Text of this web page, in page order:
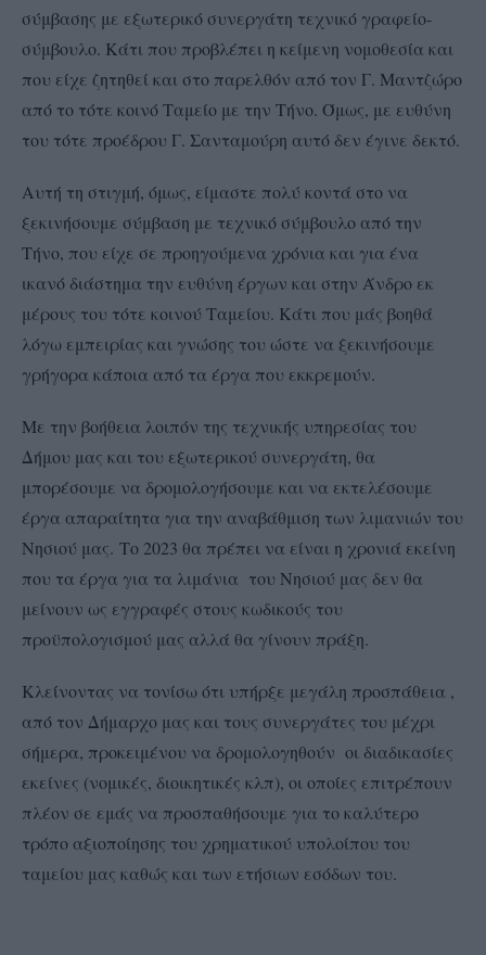
σύμβασης με εξωτερικό συνεργάτη τεχνικό γραφείο-
σύμβουλο. Κάτι που προβλέπει η κείμενη νομοθεσία και
που είχε ζητηθεί και στο παρελθόν από τον Γ. Μαντζώρο
από το τότε κοινό Ταμείο με την Τήνο. Όμως, με ευθύνη
του τότε προέδρου Γ. Σανταμούρη αυτό δεν έγινε δεκτό.
Αυτή τη στιγμή, όμως, είμαστε πολύ κοντά στο να
ξεκινήσουμε σύμβαση με τεχνικό σύμβουλο από την
Τήνο, που είχε σε προηγούμενα χρόνια και για ένα
ικανό διάστημα την ευθύνη έργων και στην Άνδρο εκ
μέρους του τότε κοινού Ταμείου. Κάτι που μάς βοηθά
λόγω εμπειρίας και γνώσης του ώστε να ξεκινήσουμε
γρήγορα κάποια από τα έργα που εκκρεμούν.
Με την βοήθεια λοιπόν της τεχνικής υπηρεσίας του
Δήμου μας και του εξωτερικού συνεργάτη, θα
μπορέσουμε να δρομολογήσουμε και να εκτελέσουμε
έργα απαραίτητα για την αναβάθμιση των λιμανιών του
Νησιού μας. Το 2023 θα πρέπει να είναι η χρονιά εκείνη
που τα έργα για τα λιμάνια του Νησιού μας δεν θα
μείνουν ως εγγραφές στους κωδικούς του
προϋπολογισμού μας αλλά θα γίνουν πράξη.
Κλείνοντας να τονίσω ότι υπήρξε μεγάλη προσπάθεια ,
από τον Δήμαρχο μας και τους συνεργάτες του μέχρι
σήμερα, προκειμένου να δρομολογηθούν οι διαδικασίες
εκείνες (νομικές, διοικητικές κλπ), οι οποίες επιτρέπουν
πλέον σε εμάς να προσπαθήσουμε για το καλύτερο
τρόπο αξιοποίησης του χρηματικού υπολοίπου του
ταμείου μας καθώς και των ετήσιων εσόδων του.